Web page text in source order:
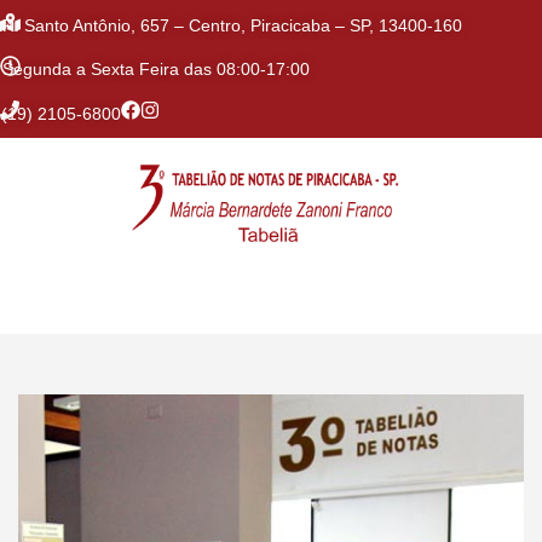
R. Santo Antônio, 657 – Centro, Piracicaba – SP, 13400-160
Segunda a Sexta Feira das 08:00-17:00
(19) 2105-6800